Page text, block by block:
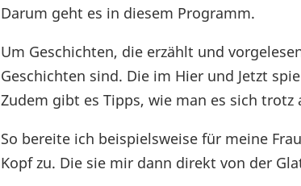
Darum geht es in diesem Programm.
Um Geschichten, die erzählt und
Geschichten sind. Die im Hier und Jetzt
Zudem gibt es Tipps, wie man es sich
So bereite ich beispielsweise für meine
Kopf zu. Die sie mir dann direkt von der